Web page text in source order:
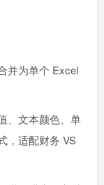
并为单个 Excel
、文本颜色、单
，适配财务 VS